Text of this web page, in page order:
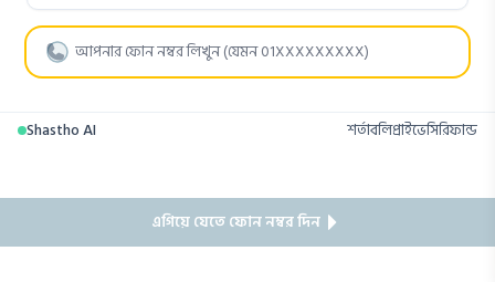
এগিয়ে যেতে ফোন নম্বর দিন
Shastho AI শর্তাবলিপ্রাইভেসিরিফান্ড